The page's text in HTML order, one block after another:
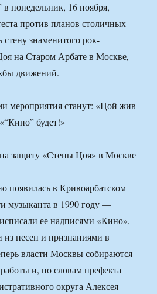
понедельник, 16 ноября,
против планов столичных
стену знаменитого рок-
на Старом Арбате в Москве,
движений.
мероприятия станут: «Цой жив
будет!»
появилась в Кривоарбатском
музыканта в 1990 году —
ее надписями «Кино»,
песен и признаниями в
власти Москвы собираются
и, по словам префекта
округа Алексея